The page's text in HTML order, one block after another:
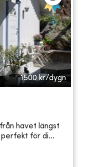
1500 kr/dygn
havet längst
perfekt för di...